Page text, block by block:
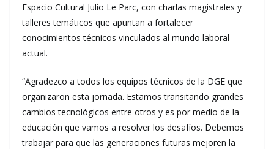
Espacio Cultural Julio Le Parc, con charlas magistrales y
talleres temáticos que apuntan a fortalecer
conocimientos técnicos vinculados al mundo laboral
actual.
“Agradezco a todos los equipos técnicos de la DGE que
organizaron esta jornada. Estamos transitando grandes
cambios tecnológicos entre otros y es por medio de la
educación que vamos a resolver los desafíos. Debemos
trabajar para que las generaciones futuras mejoren la